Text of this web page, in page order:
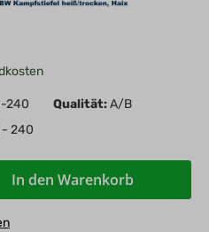
240 Qualität:A/B
- 240
In den Warenkorb